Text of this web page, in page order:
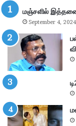
ல்
கா
க்
கை
4
.
3
கோ
டி
மஞ்சளில்
September 4, 2024